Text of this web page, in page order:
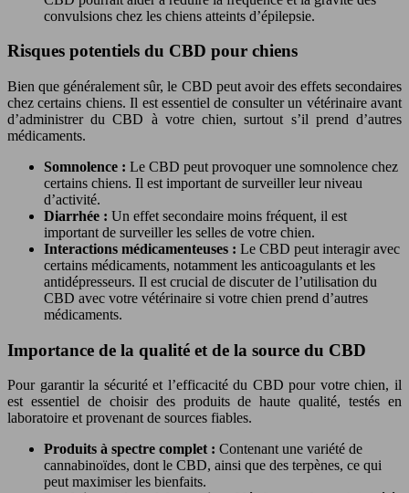
convulsions chez les chiens atteints d’épilepsie.
Risques potentiels du CBD pour chiens
Bien que généralement sûr, le CBD peut avoir des effets secondaires
chez certains chiens. Il est essentiel de consulter un vétérinaire avant
d’administrer du CBD à votre chien, surtout s’il prend d’autres
médicaments.
Somnolence : Le CBD peut provoquer une somnolence chez
certains chiens. Il est important de surveiller leur niveau
d’activité.
Diarrhée : Un effet secondaire moins fréquent, il est
important de surveiller les selles de votre chien.
Interactions médicamenteuses : Le CBD peut interagir avec
certains médicaments, notamment les anticoagulants et les
antidépresseurs. Il est crucial de discuter de l’utilisation du
CBD avec votre vétérinaire si votre chien prend d’autres
médicaments.
Importance de la qualité et de la source du CBD
Pour garantir la sécurité et l’efficacité du CBD pour votre chien, il
est essentiel de choisir des produits de haute qualité, testés en
laboratoire et provenant de sources fiables.
Produits à spectre complet : Contenant une variété de
cannabinoïdes, dont le CBD, ainsi que des terpènes, ce qui
peut maximiser les bienfaits.